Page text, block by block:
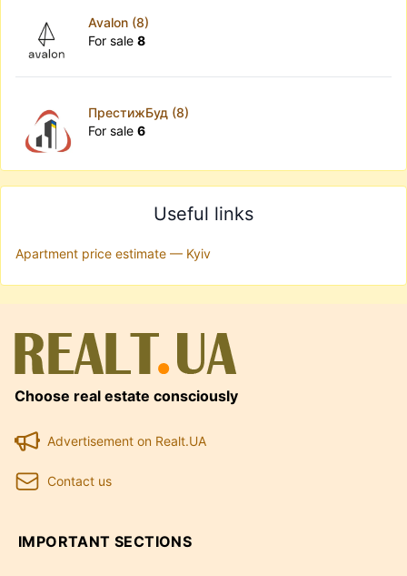
Avalon (8)
For sale 8
ПрестижБуд (8)
For sale 6
Useful links
Apartment price estimate — Kyiv
Choose real estate consciously
Advertisement on Realt.UA
Contact us
IMPORTANT SECTIONS